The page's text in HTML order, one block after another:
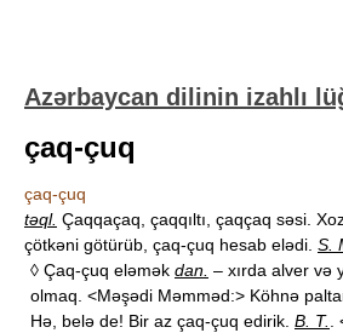
Azərbaycan dilinin izahlı
çaq-çuq
çaq-çuq
təql. Çaqqaçaq, çaqqıltı, çaqçaq səsi.
çötkəni götürüb, çaq-çuq hesab elədi. S.
◊ Çaq-çuq eləmək dan. – xırda alver və
olmaq. <Məşədi Məmməd:> Köhnə
Hə, belə de! Bir az çaq-çuq edirik. B. T.